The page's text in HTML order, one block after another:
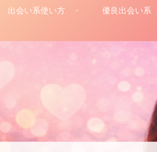
出会い系使い方 優良出会い系